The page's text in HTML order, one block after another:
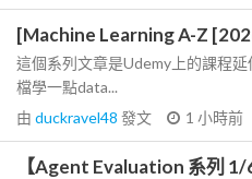
[Machine Learning A-Z
這個系列文章是Udemy上的課程
檔學一點data...
由 duckravel48 發文 1 小時前
【Agent Evaluation 系列